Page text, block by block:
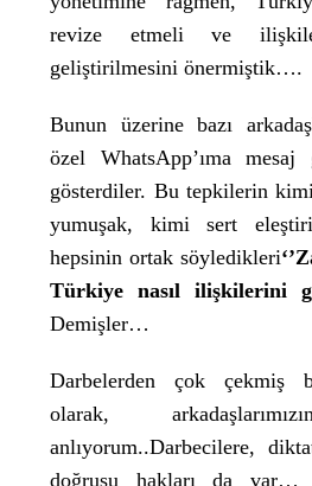
revize etmeli ve
geliştirilmesini önermiştik….
Bunun üzerine bazı
özel WhatsApp’ıma
gösterdiler. Bu tepkilerin
yumuşak, kimi sert
hepsinin ortak söyledikleri
Türkiye nasıl ilişkilerini
Demişler…
Darbelerden çok çekmiş
olarak,
anlıyorum..Darbecilere,
doğrusu hakları da var…